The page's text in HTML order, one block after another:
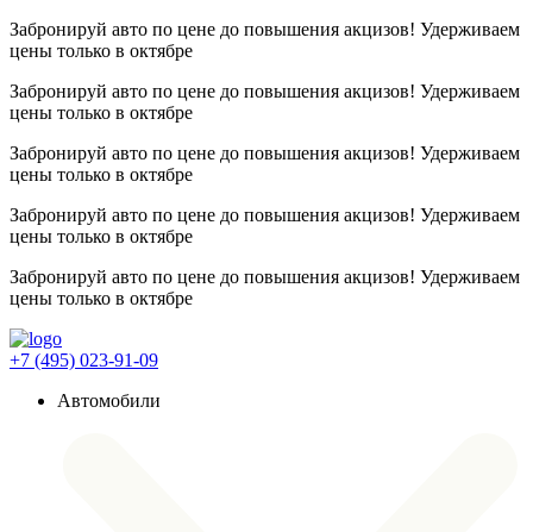
Забронируй авто по цене до повышения акцизов! Удерживаем
цены только в октябре
Забронируй авто по цене до повышения акцизов! Удерживаем
цены только в октябре
Забронируй авто по цене до повышения акцизов! Удерживаем
цены только в октябре
Забронируй авто по цене до повышения акцизов! Удерживаем
цены только в октябре
Забронируй авто по цене до повышения акцизов! Удерживаем
цены только в октябре
+7 (495) 023-91-09
Автомобили